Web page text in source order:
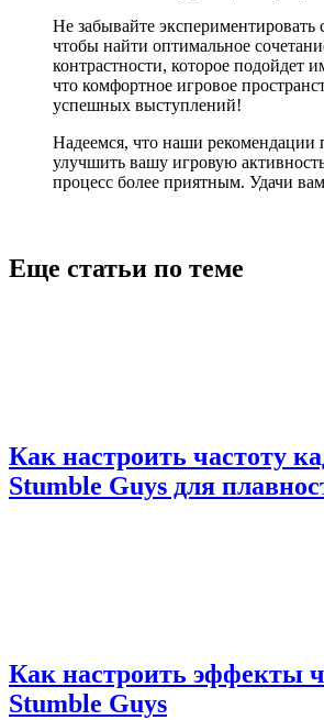
Не забывайте экспериментировать
чтобы найти оптимальное
контрастности, которое подойдет
что комфортное игровое
успешных выступлений!
Надеемся, что наши рекомендации
улучшить вашу игровую
процесс более приятным. Удачи
Еще статьи по теме
Как настроить частоту
Stumble Guys для
Как настроить эффекты
Stumble Guys